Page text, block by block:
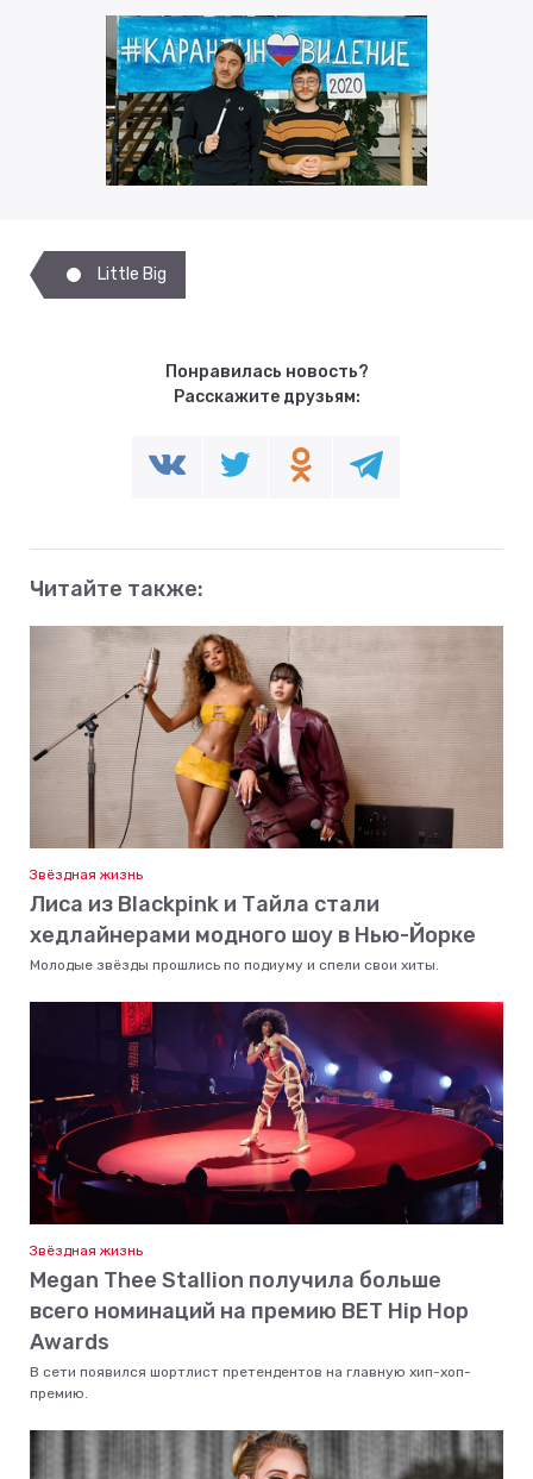
Little Big
Понравилась новость?
Расскажите друзьям:
Читайте также:
Звёздная жизнь
Лиса из Blackpink и Тайла стали
хедлайнерами модного шоу в Нью-Йорке
Молодые звёзды прошлись по подиуму и спели свои хиты.
Звёздная жизнь
Megan Thee Stallion получила больше
всего номинаций на премию BET Hip Hop
Awards
В сети появился шортлист претендентов на главную хип-хоп-
премию.